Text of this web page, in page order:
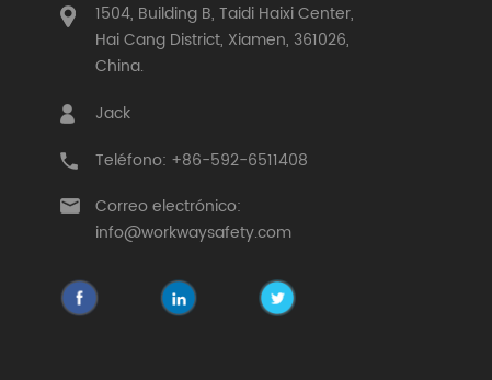
1504, Building B, Taidi Haixi Center,
Hai Cang District, Xiamen, 361026,
China.
Jack
Teléfono: +86-592-6511408
Correo electrónico:
info@workwaysafety.com